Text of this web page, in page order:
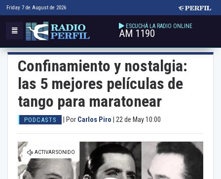
Friday 7 de August de 2026
ESCUCHÁ LA RADIO ONLINE
AM 1190
Confinamiento y nostalgia:
las 5 mejores películas de
tango para maratonear
PODCASTS Por Carlos Piro 22 de May 10:00